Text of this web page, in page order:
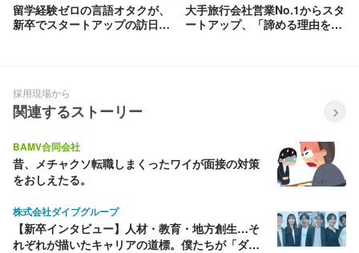
留学経験ゼロの言語オタクが、
新卒でスタートアップの訪日事
大手旅行会社営業No.1からスタ
ートアップ、「諦める理由を作
採用現場から
関連するストーリー
BAMV合同会社
昔、メチャクソ転職しまくったワイが面接の対策
をおしえたる。
株式会社ダイブグループ
【新卒インタビュー】人材・教育・地方創生…そ
れぞれが描いたキャリアの道標。僕たちが「ダイ